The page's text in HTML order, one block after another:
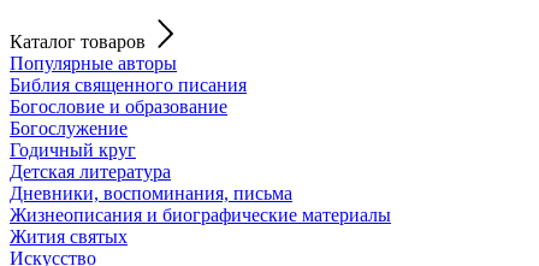
Каталог товаров
Популярные авторы
Библия священного писания
Богословие и образование
Богослужение
Годичный круг
Детская литература
Дневники, воспоминания, письма
Жизнеописания и биографические материалы
Жития святых
Искусство